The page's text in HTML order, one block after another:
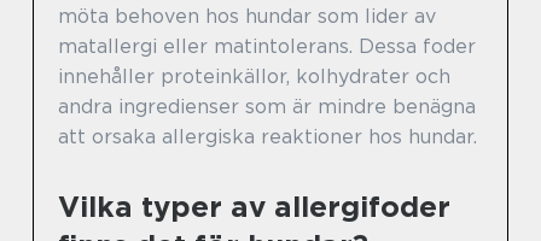
möta behoven hos hundar som lider av
matallergi eller matintolerans. Dessa foder
innehåller proteinkällor, kolhydrater och
andra ingredienser som är mindre benägna
att orsaka allergiska reaktioner hos hundar.
Vilka typer av allergifoder